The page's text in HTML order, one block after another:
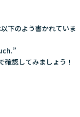
下のよう書かれていま
認してみましょう！